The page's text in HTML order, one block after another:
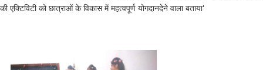
की एक्टिविटी को छात्राओं के विकास में महत्वपूर्ण योगदानदेने वाला बताया'